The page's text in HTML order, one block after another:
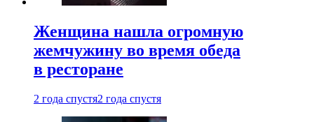
Женщина нашла огромную
жемчужину во время обеда
в ресторане
2 года спустя2 года спустя